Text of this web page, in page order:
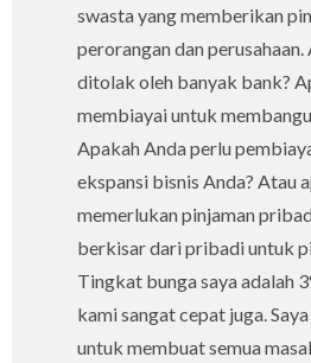
swasta yang memberikan
perorangan dan
ditolak oleh banyak bank?
membiayai untuk
Apakah Anda perlu
ekspansi bisnis Anda? Atau
memerlukan pinjaman
berkisar dari pribadi untuk
Tingkat bunga saya adalah
kami sangat cepat juga.
untuk membuat semua